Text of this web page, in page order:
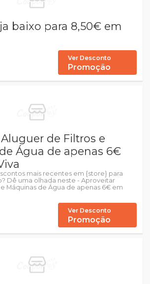
baixo para 8,50€ em
Ver Desconto
Promoção
de Filtros e
Água de apenas 6€
mais recentes em {store} para
Dê uma olhada neste - Aproveitar
Máquinas de Água de apenas 6€ em
Ver Desconto
Promoção